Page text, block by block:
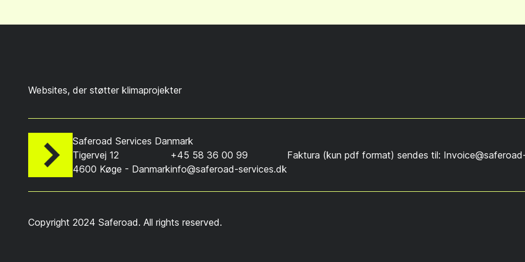
Websites, der støtter klimaprojekter
Saferoad Services Danmark
Tigervej 12
4600 Køge - Danmark
+45 58 36 00 99
info@saferoad-services.dk
Faktura (kun pdf format) sendes til:
Copyright 2024 Saferoad. All rights reserved.